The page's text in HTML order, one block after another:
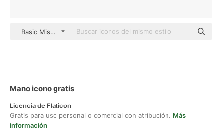
Basic Miscellany Fill
Mano icono gratis
Licencia de Flaticon
Gratis para uso personal o comercial con atribución. Más
información